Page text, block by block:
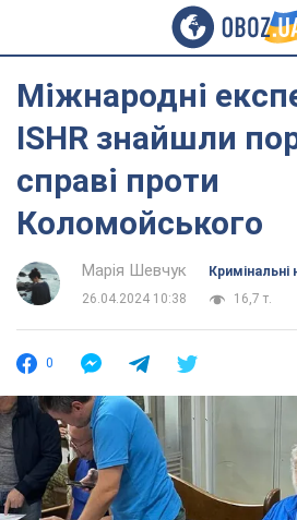
Міжнародні
ISHR знайшли
справі проти
Коломойського
Марія Шевчук
Кримінальні
26.04.2024 10:38
16,7 т.
0